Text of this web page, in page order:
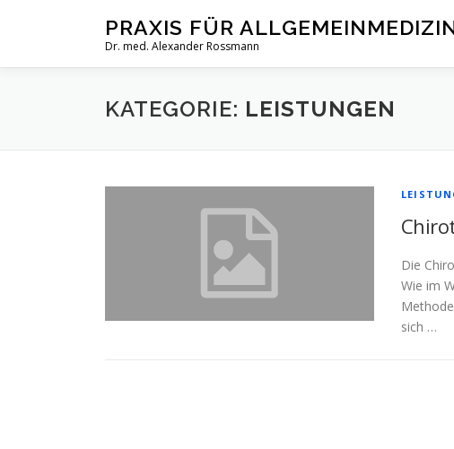
PRAXIS FÜR
Dr. med. Alexander Rossmann
KATEGORIE: LEISTUNGEN
Die
Wie im
sich …